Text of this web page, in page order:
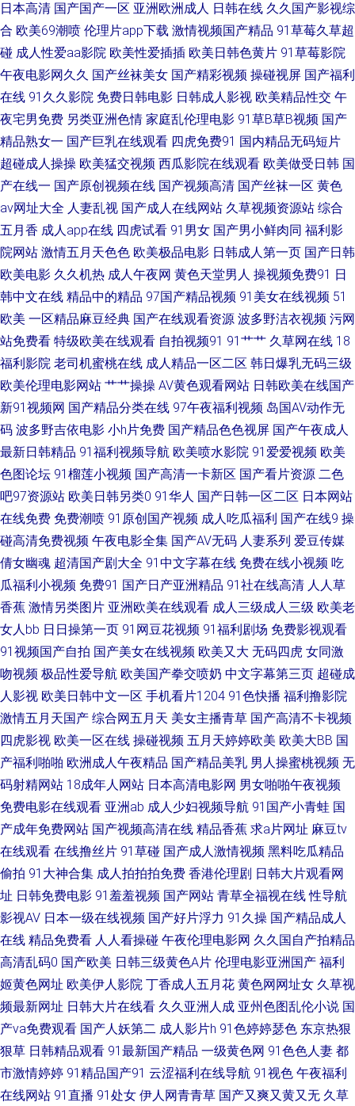
福利视频欧美 另类69Av 人妻69麻豆 日日干精品免费 婷婷多水 自慰白浆福
利网站 91香蕉白丝 WWW曰逼 国产91AV视频 国户精品久久 伦理色电影 青
娱乐打炮 深夜寂寞影院 亚洲AT午夜剧场 69超碰 97AV中文字幕 豆花网页入
口 黄色九一小视频 伦理剧影院 欧美激情亚洲 人妖资源网站 五月婷婷WW 伊
花每日更新 91做爱视频 操欧美B 玖玖资源总站 亚洲黄色电影1 超碰人妻在
线观看 福利社区导航 久久人妻人人操 青娱乐成人在线 日韩中文字幕 午夜少
妇片 在线观看日本五区 91中文字幕 超碰亚洲无码 国产精品噜噜噜 久久瑟色
欧美激情网站 日韩精选av福利 午夜小影院a 在线97视频观看 91无码精品蜜
品视频 在线视频第六页 91性爱国产 TS人妖丝袜自慰 国产全部视频91 狼友
激情网站 人人操夜夜爽 熟女自拍色图 亚洲有码av在线 91青娱乐吧 av成人导
航 超碰99爱 国产传媒第九页 日韩av三级片 亚洲色色虎首页 91日韩高清 白
丝美女爆乳视频 国产黄色成人在线 黄色免费网站看片 免费久久黄色 日本韩
国毛片 亚洲红杏在线观看 91综合在线视频 超碰国产肏屄 国产综合五五 久草
新视觉 欧美日韩啪啪 熟女熟妇BBw 亚洲人一级 91九色在线磁力 白丝91在
线 国产无线好看资源 欧美情色导航 日韩熟女视频 伊人电影av在线 91在线播
放视频 超碰操逼网 国产豆花av在线 九九超碰 欧美成人草草天堂 天堂黄色传
日韩午夜成人电影 一本道操逼网 黄色三级片视频 欧欧无码 天堂福利社 91成
人网站 在线网站91 黄色片子看 欧美操日本 瑟瑟瑟瑟无码97 在线看污网站视
频 97资源超碰在线 人妻超碰免费在线 99热最新网址 九九在线资源网站 欧美
午夜居场朝喷 伊人五月大香蕉 97超踫成人福利 丁香AV在线 黄色福利导航 人
群交 日韩色图 亚洲AV色导航 91看片成人版 国产精品色窝窝 男女生互操 日
韩精品视频一区 亚洲五五艹 99超碰人人爱 大香蕉资源网 黄色免费网站看片
欧美TV少妇 伪娘白丝sm调教 91资原总站 国产激情AV 狼友视频 日本在www
电影 亚洲天堂免费 97国产最新 成人视频香蕉 黑丝美女被爆操 欧美老女人
日本高清 国产国产一区 亚洲欧洲成人 日韩在线 久久国产影视综
合 欧美69潮喷 伦理片app下载 激情视频国产精品 91草莓久草超
碰 成人性爱aa影院 欧美性爱插插 欧美日韩色黄片 91草莓影院
午夜电影网久久 国产丝袜美女 国产精彩视频 操碰视屏 国产福利
在线 91久久影院 免费日韩电影 日韩成人影视 欧美精品性交 午
夜宅男免费 另类亚洲色情 家庭乱伦理电影 91草B草B视频 国产
精品熟女一 国产巨乳在线观看 四虎免费91 国内精品无码短片
超碰成人操操 欧美猛交视频 西瓜影院在线观看 欧美做受日韩 国
产在线一 国产原创视频在线 国产视频高清 国产丝袜一区 黄色
av网址大全 人妻乱视 国产成人在线网站 久草视频资源站 综合
五月香 成人app在线 四虎试看 91男女 国产男小鲜肉同 福利影
院网站 激情五月天色色 欧美极品电影 日韩成人第一页 国产日韩
欧美电影 久久机热 成人午夜网 黄色天堂男人 操视频免费91 日
韩中文在线 精品中的精品 97国产精品视频 91美女在线视频 51
欧美 一区精品麻豆经典 国产在线观看资源 波多野洁衣视频 污网
站免费看 特级欧美在线观看 自拍视频91 91艹艹 久草网在线 18
福利影院 老司机蜜桃在线 成人精品一区二区 韩日爆乳无码三级
欧美伦理电影网站 艹艹操操 AV黄色观看网站 日韩欧美在线国产
新91视频网 国产精品分类在线 97午夜福利视频 岛国AV动作无
码 波多野吉依电影 小h片免费 国产精品色色视屏 国产午夜成人
最新日韩精品 91福利视频导航 欧美喷水影院 91爱爱视频 欧美
色图论坛 91榴莲小视频 国产高清一卡新区 国产看片资源 二色
吧97资源站 欧美日韩另类0 91华人 国产日韩一区二区 日本网站
在线免费 免费潮喷 91原创国产视频 成人吃瓜福利 国产在线9 操
碰高清免费视频 午夜电影全集 国产AV无码 人妻系列 爱豆传媒
倩女幽魂 超清国产剧大全 91中文字幕在线 免费在线小视频 吃
瓜福利小视频 免费91 国产日产亚洲精品 91社在线高清 人人草
香蕉 激情另类图片 亚洲欧美在线观看 成人三级成人三级 欧美老
女人bb 日日操第一页 91网豆花视频 91福利剧场 免费影视观看
91视频国产自拍 国产美女在线视频 欧美又大 无码四虎 女同激
吻视频 极品性爱导航 欧美国产拳交喷奶 中文字幕第三页 超碰成
人影视 欧美日韩中文一区 手机看片1204 91色快播 福利撸影院
激情五月天国产 综合网五月天 美女主播青草 国产高清不卡视频
四虎影视 欧美一区在线 操碰视频 五月天婷婷欧美 欧美大BB 国
产福利啪啪 欧洲成人午夜精品 国产精品美乳 男人操蜜桃视频 无
码射精网站 18成年人网站 日本高清电影网 男女啪啪午夜视频
免费电影在线观看 亚洲ab 成人少妇视频导航 91国产小青蛙 国
产成年免费网站 国产视频高清在线 精品香蕉 求a片网址 麻豆tv
在线观看 在线撸丝片 91草碰 国产成人激情视频 黑料吃瓜精品
偷拍 91大神合集 成人拍拍拍免费 香港伦理剧 日韩大片观看网
址 日韩免费电影 91羞羞视频 国产网站 青草全福视在线 性导航
影视AV 日本一级在线视频 国产好片浮力 91久操 国产精品成人
在线 精品免费看 人人看操碰 午夜伦理电影网 久久国自产拍精品
高清乱码0 国产欧美 日韩三级黄色A片 伦理电影亚洲国产 福利
姬黄色网址 欧美伊人影院 丁香成人五月花 黄色网网址女 久草视
频最新网址 日韩大片在线看 久久亚洲人成 亚州色图乱伦小说 国
产va免费观看 国产人妖第二 成人影片h 91色婷婷瑟色 东京热狠
狠草 日韩精品观看 91最新国产精品 一级黄色网 91色色人妻 都
市激情婷婷 91精品国产91 云涩福利在线导航 91视色 午夜福利
在线网站 91直播 91处女 伊人网青青草 国产又爽又黄又无 久草